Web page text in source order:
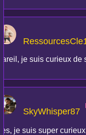
Pareil, je suis curieux
SkyWhisper87
Yes, je suis super